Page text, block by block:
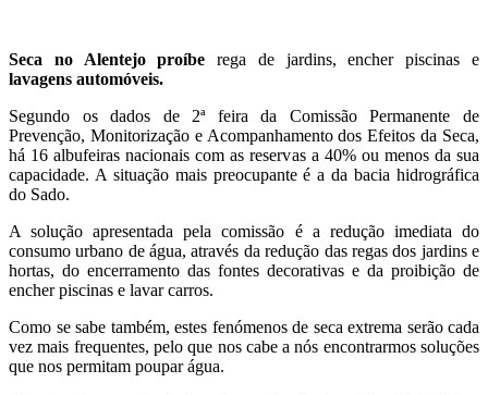
Seca no Alentejo proíberega de jardins, encher piscinas e
lavagens automóveis.
Segundo os dados de 2ª feira da Comissão Permanente de
Prevenção, Monitorização e Acompanhamento dos Efeitos da Seca,
há 16 albufeiras nacionais com as reservas a 40% ou menos da sua
capacidade. A situação mais preocupante é a da bacia hidrográfica
do Sado.
A solução apresentada pela comissão é a redução imediata do
consumo urbano de água, através da redução das regas dos jardins e
hortas, do encerramento das fontes decorativas e da proibição de
encher piscinas e lavar carros.
Como se sabe também, estes fenómenos de seca extrema serão cada
vez mais frequentes, pelo que nos cabe a nós encontrarmos soluções
que nos permitam poupar água.